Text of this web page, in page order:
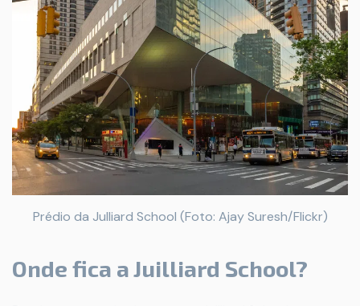
Prédio da Julliard School (Foto: Ajay Suresh/Flickr)
Onde fica a Juilliard School?